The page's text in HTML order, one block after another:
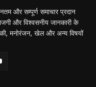
और सम्पूर्ण समाचार प्रदान
और विश्वसनीय जानकारी के
मनोरंजन, खेल और अन्य विषयों